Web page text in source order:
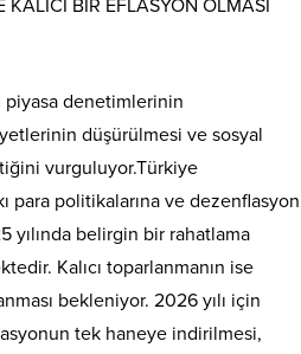
KALICI BİR EFLASYON OLMASI
denetimlerinin
düşürülmesi ve sosyal
vurguluyor.Türkiye
para politikalarına ve dezenflasyon
yılında belirgin bir rahatlama
Kalıcı toparlanmanın ise
bekleniyor. 2026 yılı için
tek haneye indirilmesi,